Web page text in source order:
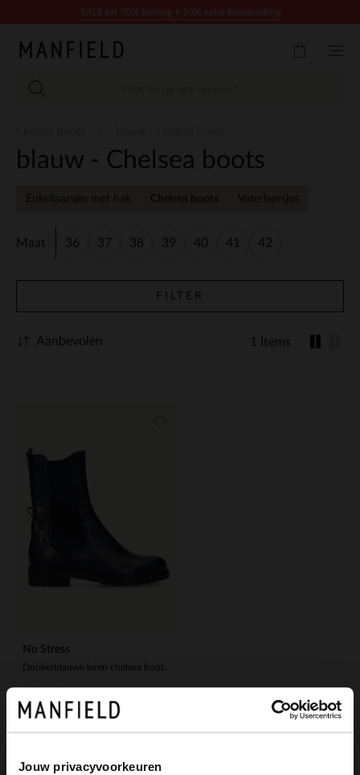
Jouw privacyvoorkeuren
blauw - Chelsea boots
Enkellaarsjes met hak Chelsea boots Veterlaarsjes
Maat 36 37 38 39 40 41 42
FILTER
1 Items
Aanbevolen
No Stress